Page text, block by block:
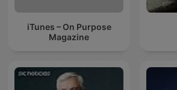
iTunes – On Purpose
Magazine